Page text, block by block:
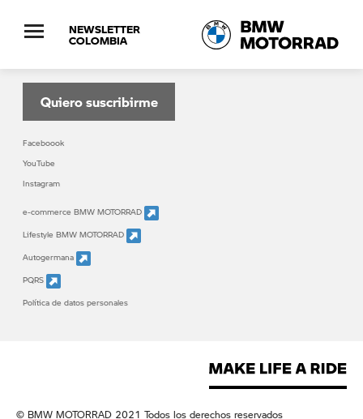
NEWSLETTER
COLOMBIA
Suscribete al boletín informativo de BMW
Quiero suscribirme
Faceboook
YouTube
Instagram
e-commerce BMW MOTORRAD
Lifestyle BMW MOTORRAD
Autogermana
PQRS
Política de datos personales
© BMW MOTORRAD 2021 Todos los derechos reservados